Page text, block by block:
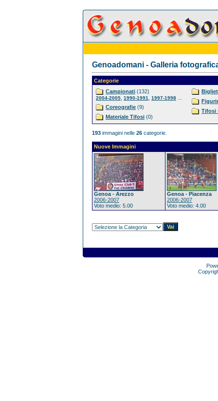
Genoadomani - Galleria
Categorie
Campionati (132)
2004-2005 1990-1991 1997-1998
Coreografie (9)
Materiale Tifosi (0)
Tifosi
193 immagini nelle 26 categorie.
Nuove Immagini
Genoa - Arezzo
2006-2007
Voto medio: 5.00
Genoa - Piacenza
2006-2007
Voto medio: 4.00